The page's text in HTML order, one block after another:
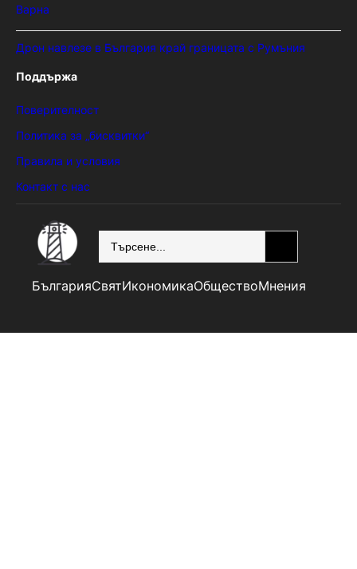
Варна
Дрон навлезе в България край границата с Румъния
Поддържа
Поверителност
Политика за „бисквитки“
Правила и условия
Контакт с нас
БългарияСвятИкономикаОбществоМнения